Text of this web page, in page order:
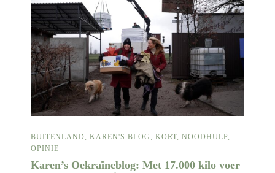
BUITENLAND KAREN'S BLOG KORT NOODHULP
OPINIE
Karen’s Oekraïneblog: Met 17.000 kilo voer